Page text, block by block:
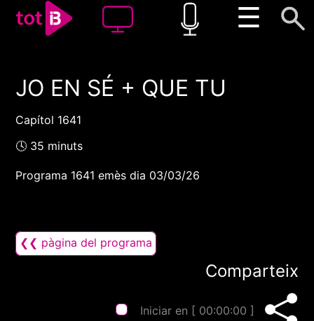
☰
00:00 00:00
JO EN SÉ + QUE TU
Capítol 1641
🕓 35 minuts
Programa 1641 emès dia 03/03/26
❮❮ pàgina del programa
Comparteix
Iniciar en [ 00:00:00 ]